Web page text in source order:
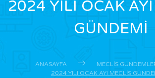
2024 YILI OCAK
GÜNDEMİ
ANASAYFA
MECLIS
2024 YILI OCAK AYI MECLİS